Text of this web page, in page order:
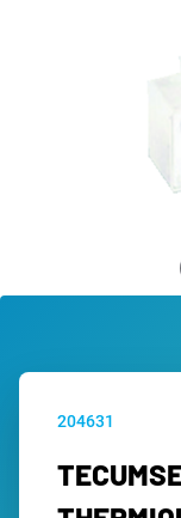
204631